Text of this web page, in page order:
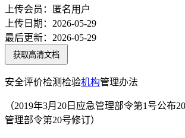
上传会员：
匿名用户
上传日期： 2026-05-29
最后更新： 2026-05-29
获取高清文档
安全评价检测检验机构管理办法
（2019年3月20日应急管理部令第1号公布
管理部令第20号修订）